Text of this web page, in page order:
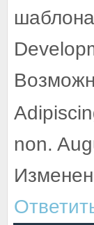
non.